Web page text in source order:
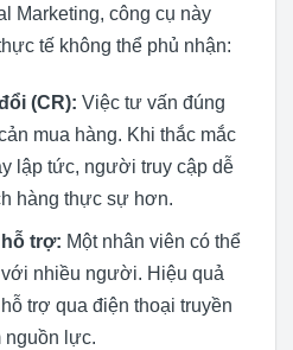
Marketing, công cụ này
tế không thể phủ nhận:
(CR): Việc tư vấn đúng
mua hàng. Khi thắc mắc
lập tức, người truy cập dễ
hàng thực sự hơn.
trợ: Một nhân viên có thể
nhiều người. Hiệu quả
trợ qua điện thoại truyền
nguồn lực.